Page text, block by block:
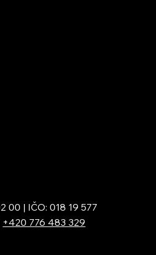
00 | IČO: 018 19 577
+420 776 483 329